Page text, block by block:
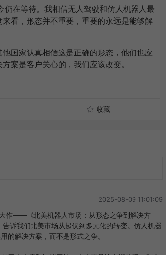
仍在等待。我相信无人驾驶和仿人机器人最
看，形态并不重要，重要的永远是能够解
国家认真相信这是正确的形态，他们也应
案是客户关心的，我们应该改变。
收藏
2025-08-09 11:01:09
作——《北美机器人市场：从形态之争到解决方
诉我们北美市场从起伏到多元化的转变。仿人机器
的解决方案，而不是形式之争。